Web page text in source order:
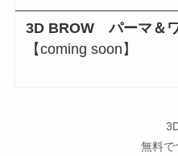
3D BROW パーマ＆
【coming soon】
3D BROWには
無料で